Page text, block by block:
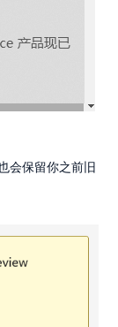
会保留你之前旧